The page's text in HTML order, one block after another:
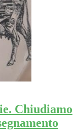
Chiudiamo